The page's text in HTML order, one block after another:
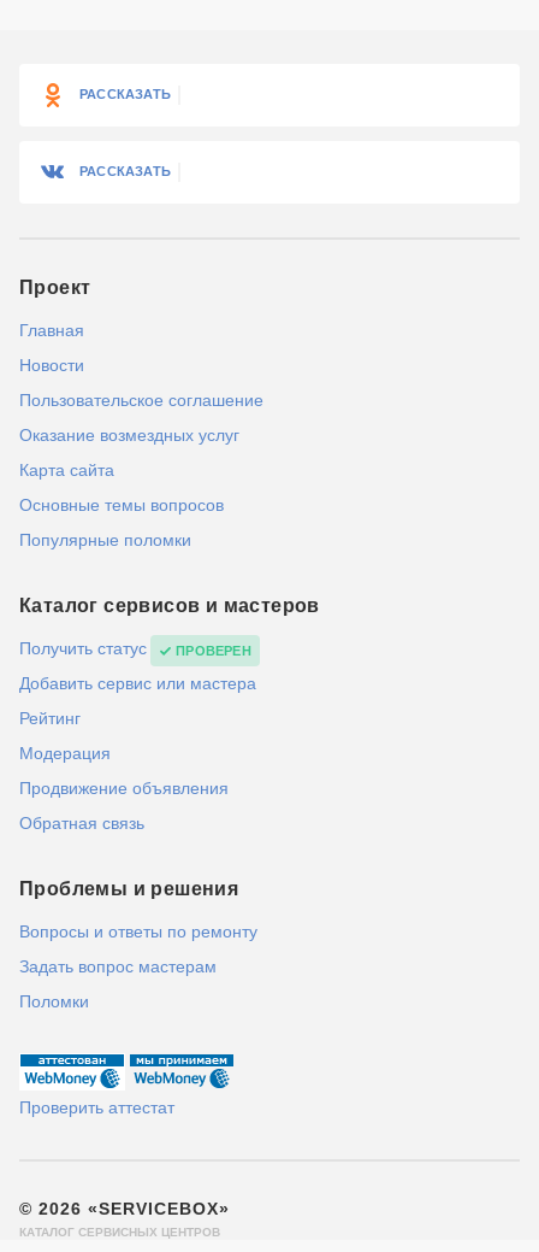
РАССКАЗАТЬ
РАССКАЗАТЬ
Проект
Главная
Новости
Пользовательское соглашение
Оказание возмездных услуг
Карта сайта
Основные темы вопросов
Популярные поломки
Каталог сервисов и мастеров
Получить статус ПРОВЕРЕН
Добавить сервис или мастера
Рейтинг
Модерация
Продвижение объявления
Обратная связь
Проблемы и решения
Вопросы и ответы по ремонту
Задать вопрос мастерам
Поломки
Проверить аттестат
© 2026 «SERVICEBOX»
КАТАЛОГ СЕРВИСНЫХ ЦЕНТРОВ